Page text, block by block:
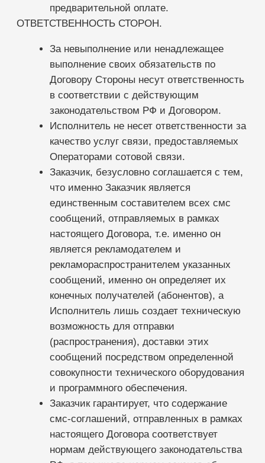
настоящего Договора и проведения
расчетов в связи с невозможностью
выполнения своих обязательств по нему.
расторгнуть Договор в одностороннем
порядке, с предварительным
уведомлением за пять рабочих дней.
Расторжение Договора оформляется
Соглашением о расторжении,
подписанном сторонами.
только Исполнителем в одностороннем
порядке по предварительному
дней.
В случае несогласия с изменившимися
условиями Договора Заказчик вправе
расторгнуть Договор, приняв и уведомив
об этом решении Исполнителя до
истечения тридцатидневного срока,
ПОРЯДОК РАССМОТРЕНИЯ ПРЕТЕНЗИЙ И
Все возникающие из данного Договора
споры разрешаются в суде и в
арбитражном суде по месту нахождения
Исполнителя, что не исключает
урегулирования спора в досудебном
порядке.
Уведомления, которые упоминаются в
тексте Договора, направляются по
средствам связи, которые используются
Исполнителем, а так же размещённым в
сети Интернет на сайте https://sqns.ru/ , а
так же по контактным данным Заказчика,
указываемых в анкете при регистрации в
https://sqns.ru/